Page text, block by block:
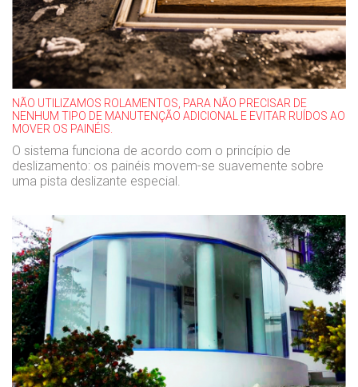
NÃO UTILIZAMOS ROLAMENTOS, PARA NÃO PRECISAR DE
NENHUM TIPO DE MANUTENÇÃO ADICIONAL E EVITAR RUÍDOS AO
MOVER OS PAINÉIS.
O sistema funciona de acordo com o princípio de
deslizamento: os painéis movem-se suavemente sobre
uma pista deslizante especial.